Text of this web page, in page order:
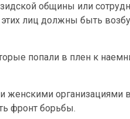
общины или
лиц должны быть
попали в плен к
женскими организациями
фронт борьбы.